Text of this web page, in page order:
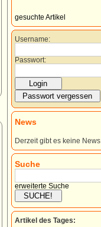
gesuchte Artikel
Username:
Passwort:
News
Derzeit gibt es keine News
Suche
erweiterte Suche
Artikel des Tages: